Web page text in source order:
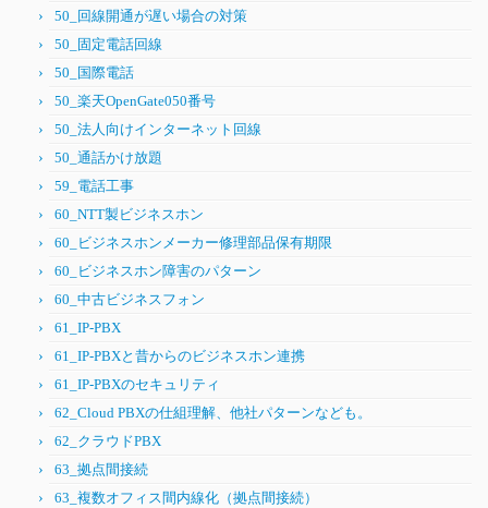
50_回線開通が遅い場合の対策
50_固定電話回線
50_国際電話
50_楽天OpenGate050番号
50_法人向けインターネット回線
50_通話かけ放題
59_電話工事
60_NTT製ビジネスホン
60_ビジネスホンメーカー修理部品保有期限
60_ビジネスホン障害のパターン
60_中古ビジネスフォン
61_IP-PBX
61_IP-PBXと昔からのビジネスホン連携
61_IP-PBXのセキュリティ
62_Cloud PBXの仕組理解、他社パターンなども。
62_クラウドPBX
63_拠点間接続
63_複数オフィス間内線化（拠点間接続）